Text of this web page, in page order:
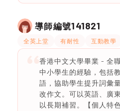
導師編號141821
全英上堂 有耐性 互動教學
香港中文大學畢業 - 全
中小學生的經驗，包括
語，協助學生提升詞彙
改作文。可以英語、廣
以長期補習。【個人特